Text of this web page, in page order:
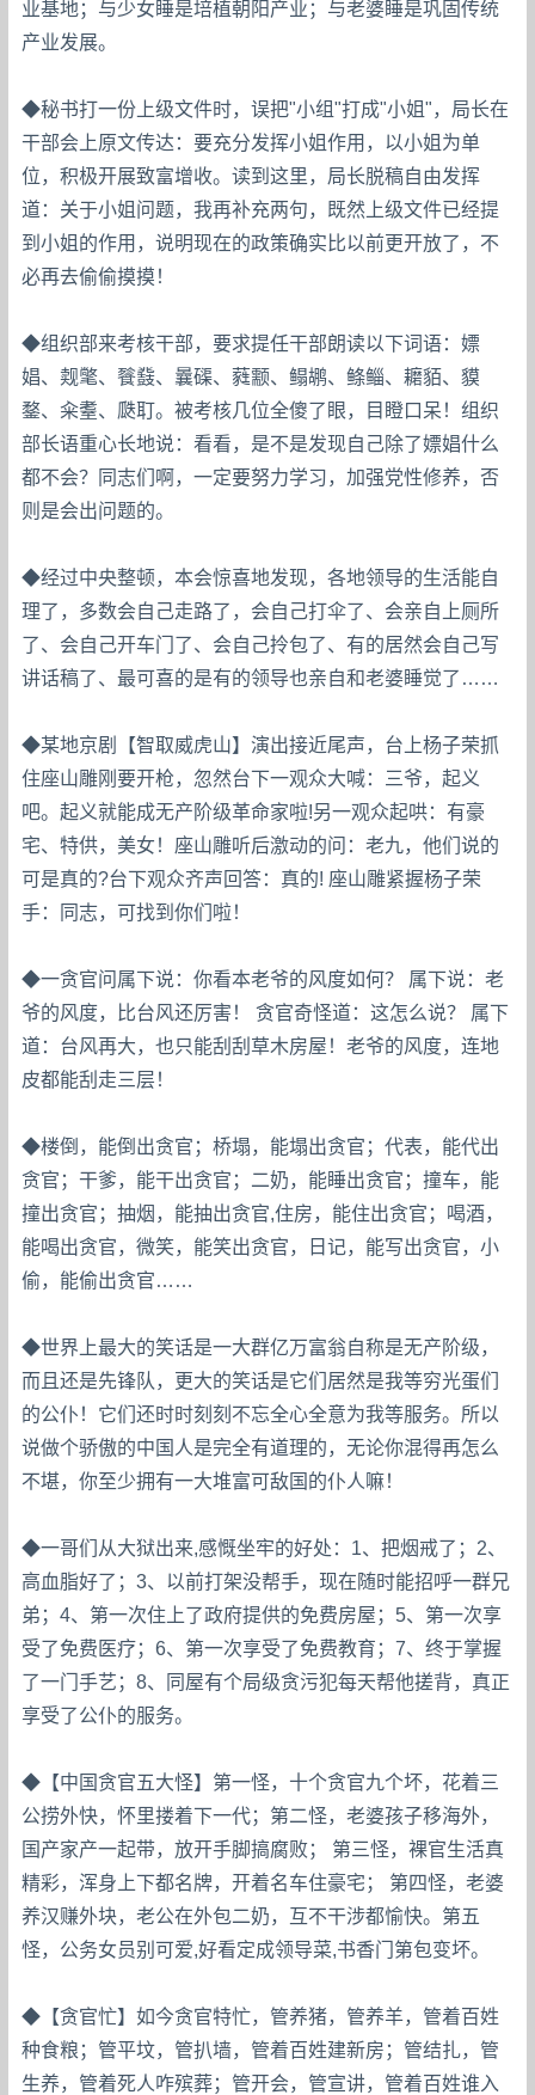
业基地；与少女睡是培植朝阳产业；与老婆睡是巩固传统
产业发展。
◆秘书打一份上级文件时，误把"小组"打成"小姐"，局长在
干部会上原文传达：要充分发挥小姐作用，以小姐为单
位，积极开展致富增收。读到这里，局长脱稿自由发挥
道：关于小姐问题，我再补充两句，既然上级文件已经提
到小姐的作用，说明现在的政策确实比以前更开放了，不
必再去偷偷摸摸！
◆组织部来考核干部，要求提任干部朗读以下词语：嫖
娼、觌氅、餮鼗、曩磲、蕤颥、鳎鹕、鲦鲻、耱貊、貘
鍪、籴耋、瓞耵。被考核几位全傻了眼，目瞪口呆！组织
部长语重心长地说：看看，是不是发现自己除了嫖娼什么
都不会？同志们啊，一定要努力学习，加强党性修养，否
则是会出问题的。
◆经过中央整顿，本会惊喜地发现，各地领导的生活能自
理了，多数会自己走路了，会自己打伞了、会亲自上厕所
了、会自己开车门了、会自己拎包了、有的居然会自己写
讲话稿了、最可喜的是有的领导也亲自和老婆睡觉了……
◆某地京剧【智取威虎山】演出接近尾声，台上杨子荣抓
住座山雕刚要开枪，忽然台下一观众大喊：三爷，起义
吧。起义就能成无产阶级革命家啦!另一观众起哄：有豪
宅、特供，美女！座山雕听后激动的问：老九，他们说的
可是真的?台下观众齐声回答：真的! 座山雕紧握杨子荣
手：同志，可找到你们啦！
◆一贪官问属下说：你看本老爷的风度如何？ 属下说：老
爷的风度，比台风还厉害！ 贪官奇怪道：这怎么说？ 属下
道：台风再大，也只能刮刮草木房屋！老爷的风度，连地
皮都能刮走三层！
◆楼倒，能倒出贪官；桥塌，能塌出贪官；代表，能代出
贪官；干爹，能干出贪官；二奶，能睡出贪官；撞车，能
撞出贪官；抽烟，能抽出贪官,住房，能住出贪官；喝酒，
能喝出贪官，微笑，能笑出贪官，日记，能写出贪官，小
偷，能偷出贪官……
◆世界上最大的笑话是一大群亿万富翁自称是无产阶级，
而且还是先锋队，更大的笑话是它们居然是我等穷光蛋们
的公仆！它们还时时刻刻不忘全心全意为我等服务。所以
说做个骄傲的中国人是完全有道理的，无论你混得再怎么
不堪，你至少拥有一大堆富可敌国的仆人嘛！
◆一哥们从大狱出来,感慨坐牢的好处：1、把烟戒了；2、
高血脂好了；3、以前打架没帮手，现在随时能招呼一群兄
弟；4、第一次住上了政府提供的免费房屋；5、第一次享
受了免费医疗；6、第一次享受了免费教育；7、终于掌握
了一门手艺；8、同屋有个局级贪污犯每天帮他搓背，真正
享受了公仆的服务。
◆【中国贪官五大怪】第一怪，十个贪官九个坏，花着三
公捞外快，怀里搂着下一代；第二怪，老婆孩子移海外，
国产家产一起带，放开手脚搞腐败； 第三怪，裸官生活真
精彩，浑身上下都名牌，开着名车住豪宅； 第四怪，老婆
养汉赚外块，老公在外包二奶，互不干涉都愉快。第五
怪，公务女员别可爱,好看定成领导菜,书香门第包变坏。
◆【贪官忙】如今贪官特忙，管养猪，管养羊，管着百姓
种食粮；管平坟，管扒墙，管着百姓建新房；管结扎，管
生养，管着死人咋殡葬；管开会，管宣讲，管着百姓谁入